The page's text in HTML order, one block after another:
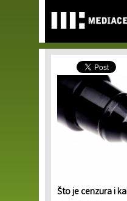
main
content
Što je cenzura i